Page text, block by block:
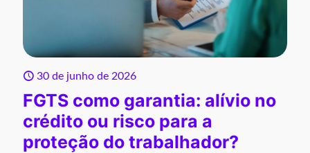
30 de junho de 2026
FGTS como garantia: alívio no
crédito ou risco para a
proteção do trabalhador?